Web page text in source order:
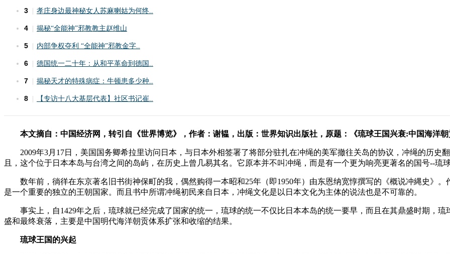
3 孝庄身边最神秘女人苏麻喇姑为何终..
4 揭秘“全能神”邪教教主赵维山
5 内部争权夺利 “全能神”邪教金字..
6 德国统一二十年：从和平革命到德国..
7 揭秘天才的特殊病症：牛顿患多少种..
8 【专访十八大基层代表】社区书记崔..
本文摘自：中国经济网，转引自《世界博览》，作者：谢韫，出版：世界知识出版社，原题：《琉球王国兴衰:中国海洋
2009年3月17日，美国国务卿希拉里访问日本，与日本外相签署了将部分驻扎在冲绳的美军撤往关岛的协议，冲绳的历史
且，这个位于日本本岛与台湾之间的岛屿，在历史上曾几易其名。它原本并不叫冲绳，而是有一个更为响亮更著名的国号--琉
数年前，徜徉在东京著名旧书街神保町的我，偶然购得一本昭和25年（即1950年）由东恩纳宽惇撰写的《概说冲縄史》
是一个重要的独立的王朝国家。而且书中所谓冲绳初民来自日本，冲绳文化是以日本文化为主体的说法也是不可靠的。
事实上，自1429年之后，琉球就已经完成了国家的统一，琉球的统一不仅比日本本岛的统一要早，而且在其鼎盛时期，
盛和最终衰落，主要是中国明代海洋朝贡体系扩张和收缩的结果。
琉球王国的兴起